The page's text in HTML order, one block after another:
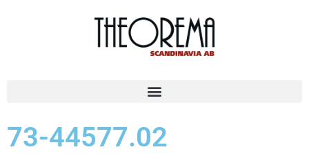
73-44577.02